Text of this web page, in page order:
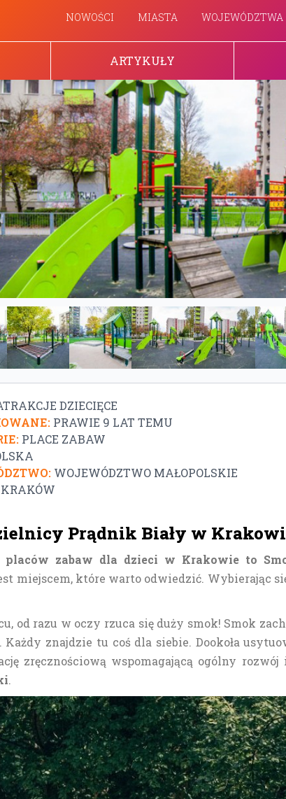
NOWOŚCI MIASTA WOJEWÓDZTWA
ARTYKUŁY
DZIECIĘCE
PRAWIE 9 LAT TEMU
PLACE ZABAW
WOJEWÓDZTWO MAŁOPOLSKIE
KRAKÓW
Prądnik Biały w
placów zabaw dla dzieci w Krakowie to
miejscem, które warto odwiedzić. Wybierając
od razu w oczy rzuca się duży smok! Smok
. Każdy znajdzie tu coś dla siebie. Dookoła
zręcznościową wspomagającą ogólny
.